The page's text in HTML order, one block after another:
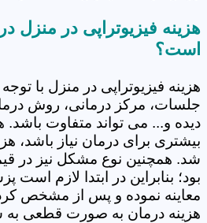
هزینه فیزیوتراپی در منزل
است؟
هزینه فیزیوتراپی در منزل با
جلسات، مرکز درمانی، روش
دیده و... می تواند متفاوت
بیشتری برای درمان نیاز باشد،
شد. همچنین نوع مشکل نیز در
بود؛ بنابراین در ابتدا لازم
معاینه نموده و پس از مشخص
هزینه درمان به صورت قطعی به